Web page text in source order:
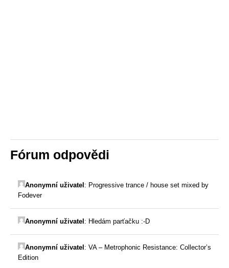
Fórum odpovědi
Anonymní uživatel : Progressive trance / house set mixed by
Fodever
Anonymní uživatel : Hledám parťačku :-D
Anonymní uživatel : VA – Metrophonic Resistance: Collector’s
Edition